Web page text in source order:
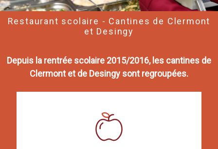
Restaurant scolaire - Cantines de Clermont
et Desingy
Depuis la rentrée scolaire 2015/2016, les cantines de
Clermont et de Desingy sont regroupées.